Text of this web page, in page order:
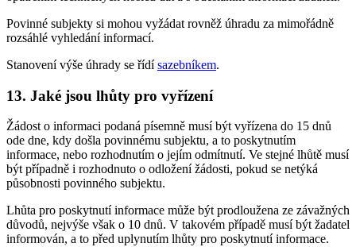
Povinné subjekty si mohou vyžádat rovněž úhradu za mimořádně
rozsáhlé vyhledání informací.
Stanovení výše úhrady se řídísazebníkem.
13. Jaké jsou lhůty pro vyřízení
Žádost o informaci podaná písemně musí být vyřízena do 15 dnů
ode dne, kdy došla povinnému subjektu, a to poskytnutím
informace, nebo rozhodnutím o jejím odmítnutí. Ve stejné lhůtě musí
být případně i rozhodnuto o odložení žádosti, pokud se netýká
působnosti povinného subjektu.
Lhůta pro poskytnutí informace může být prodloužena ze závažných
důvodů, nejvýše však o 10 dnů. V takovém případě musí být žadatel
informován, a to před uplynutím lhůty pro poskytnutí informace.